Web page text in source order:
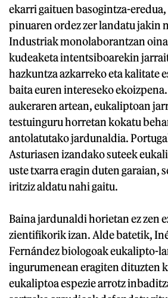
ekarri gaituen basogintza-
pinuaren ordez zer landatu jakin
Industriak monolaborantzan
kudeaketa intentsiboarekin
hazkuntza azkarreko eta kalitate
baita euren intereseko
aukeraren artean, eukaliptoan
testuinguru horretan kokatu
antolatutako jardunaldia.
Asturiasen izandako suteek
uste txarra eragin duten garaian,
iritziz aldatu nahi gaitu.
Baina jardunaldi horietan ez zen
zientifikorik izan. Alde batetik,
Fernández biologoak eukalipto-
ingurumenean eragiten dituzten
eukaliptoa espezie arrotz